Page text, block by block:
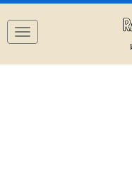
Navigation